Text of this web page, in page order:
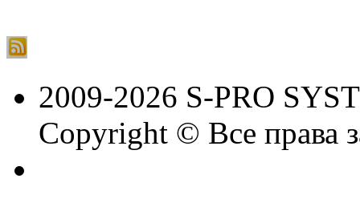
2009-2026 S-PRO
Copyright © Все права